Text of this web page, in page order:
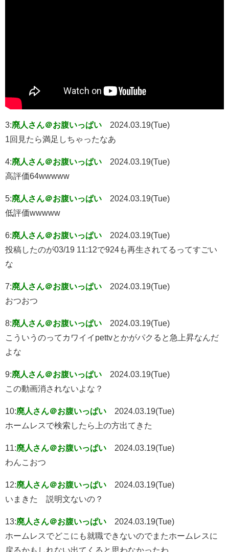
3:廃人さん＠お腹いっぱい
2024.03.19(Tue)
1回見たら満足しちゃったなあ
4:廃人さん＠お腹いっぱい
2024.03.19(Tue)
高評価64wwwww
5:廃人さん＠お腹いっぱい
2024.03.19(Tue)
低評価wwwww
6:廃人さん＠お腹いっぱい
2024.03.19(Tue)
投稿したのが03/19 11:12で924も再生されてるってすごい
な
7:廃人さん＠お腹いっぱい
2024.03.19(Tue)
おつおつ
8:廃人さん＠お腹いっぱい
2024.03.19(Tue)
こういうのってカワイイpettvとかがパクると急上昇なんだ
よな
9:廃人さん＠お腹いっぱい
2024.03.19(Tue)
この動画消されないよな？
10:廃人さん＠お腹いっぱい
2024.03.19(Tue)
ホームレスで検索したら上の方出てきた
11:廃人さん＠お腹いっぱい
2024.03.19(Tue)
わんこおつ
12:廃人さん＠お腹いっぱい
2024.03.19(Tue)
いまきた 説明文ないの？
13:廃人さん＠お腹いっぱい
2024.03.19(Tue)
ホームレスでどこにも就職できないのでまたホームレスに
戻るかもしれない出てくると思わなかったわ